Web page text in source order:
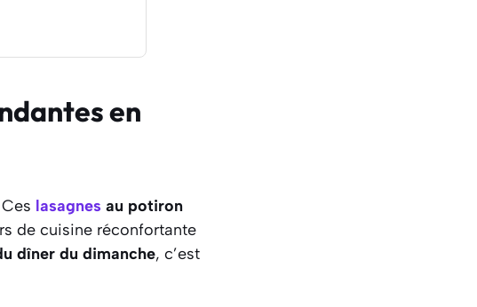
en
lasagnes au potiron
de cuisine réconfortante
dîner du dimanche, c’est